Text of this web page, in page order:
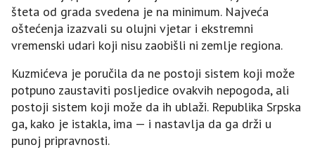
šteta od grada svedena je na minimum. Najveća
oštećenja izazvali su olujni vjetar i ekstremni
vremenski udari koji nisu zaobišli ni zemlje regiona.
Kuzmićeva je poručila da ne postoji sistem koji može
potpuno zaustaviti posljedice ovakvih nepogoda, ali
postoji sistem koji može da ih ublaži. Republika Srpska
ga, kako je istakla, ima — i nastavlja da ga drži u
punoj pripravnosti.